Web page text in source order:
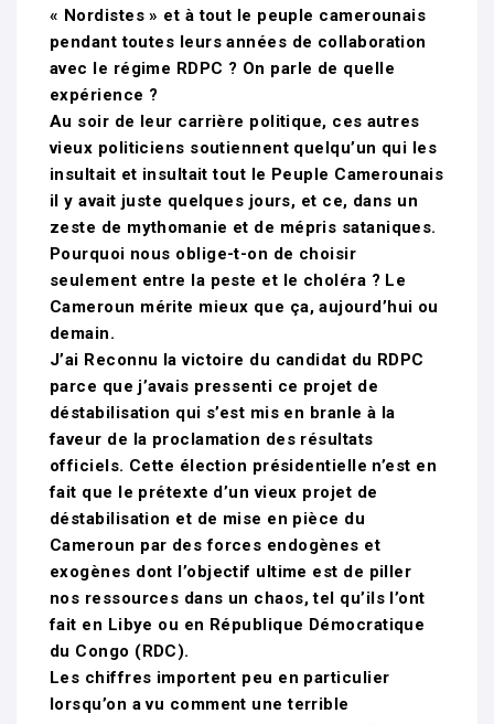
« Nordistes » et à tout le peuple camerounais
pendant toutes leurs années de collaboration
avec le régime RDPC ? On parle de quelle
expérience ?
Au soir de leur carrière politique, ces autres
vieux politiciens soutiennent quelqu’un qui les
insultait et insultait tout le Peuple Camerounais
il y avait juste quelques jours, et ce, dans un
zeste de mythomanie et de mépris sataniques.
Pourquoi nous oblige-t-on de choisir
seulement entre la peste et le choléra ? Le
Cameroun mérite mieux que ça, aujourd’hui ou
demain.
J’ai Reconnu la victoire du candidat du RDPC
parce que j’avais pressenti ce projet de
déstabilisation qui s’est mis en branle à la
faveur de la proclamation des résultats
officiels. Cette élection présidentielle n’est en
fait que le prétexte d’un vieux projet de
déstabilisation et de mise en pièce du
Cameroun par des forces endogènes et
exogènes dont l’objectif ultime est de piller
nos ressources dans un chaos, tel qu’ils l’ont
fait en Libye ou en République Démocratique
du Congo (RDC).
Les chiffres importent peu en particulier
lorsqu’on a vu comment une terrible